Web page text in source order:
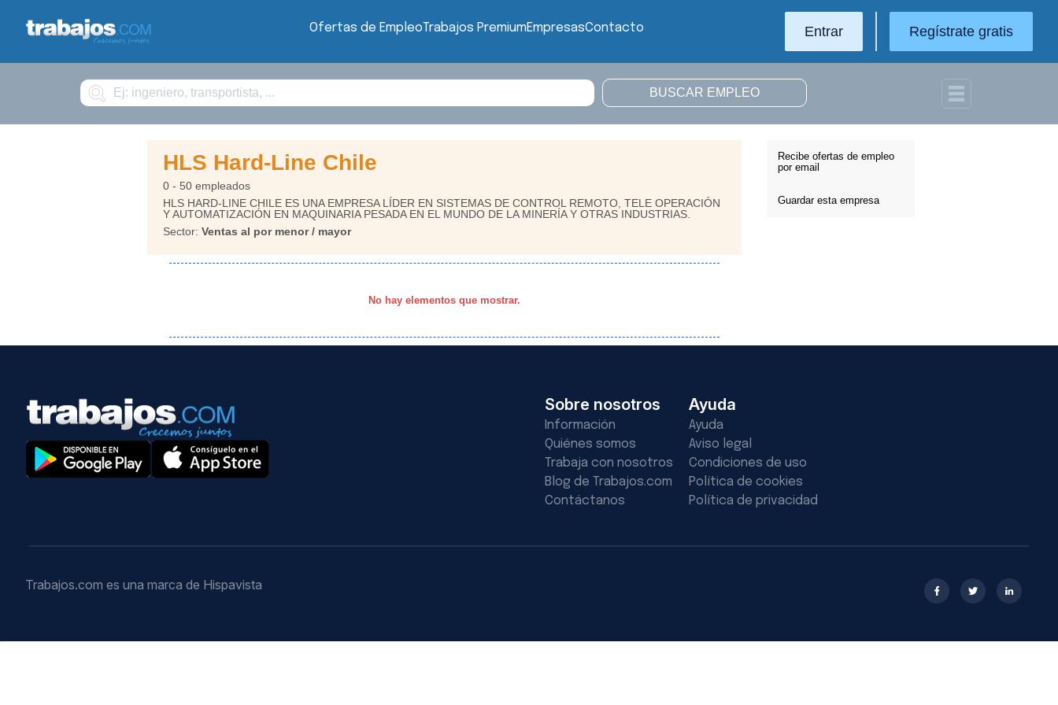
Ofertas de EmpleoTrabajos PremiumEmpresasContacto Entrar Regístrate gratis
Buscar
Recibe ofertas de empleo
por email
Guardar esta empresa
HLS Hard-Line Chile
0 - 50 empleados
HLS HARD-LINE CHILE ES UNA EMPRESA LÍDER EN SISTEMAS DE CONTROL REMOTO, TELE OPERACIÓN
Y AUTOMATIZACIÓN EN MAQUINARIA PESADA EN EL MUNDO DE LA MINERÍA Y OTRAS INDUSTRIAS.
Sector: Ventas al por menor / mayor
No hay elementos que mostrar.
Sobre nosotros
Información
Quiénes somos
Trabaja con nosotros
Blog de Trabajos.com
Contáctanos
Ayuda
Ayuda
Aviso legal
Condiciones de uso
Política de cookies
Política de privacidad
Trabajos.com es una marca de Hispavista